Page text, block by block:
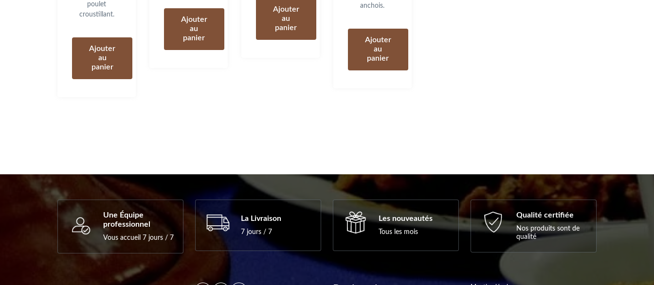
poulet
croustillant.
Ajouter
au
panier
Ajouter
au
panier
Ajouter
au
panier
anchois.
Ajouter
au
panier
Une Équipe
professionnel
Vous accueil 7 jours / 7
La Livraison
7 jours / 7
Les nouveautés
Tous les mois
Qualité certifiée
Nos produits sont de
qualité